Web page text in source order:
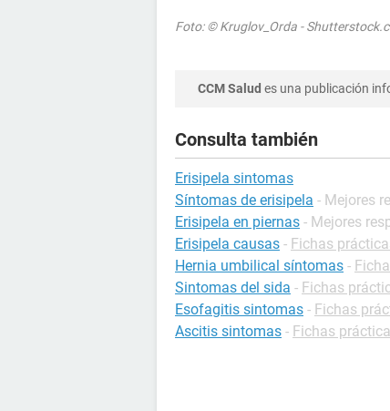
Foto: © Kruglov_Orda -
CCM Salud es una publicación
Consulta también
Erisipela sintomas
Síntomas de erisipela - Mejores
Erisipela en piernas - Mejores
Erisipela causas - Fichas
Hernia umbilical síntomas -
Sintomas del sida - Fichas
Esofagitis sintomas - Fichas
Ascitis sintomas - Fichas